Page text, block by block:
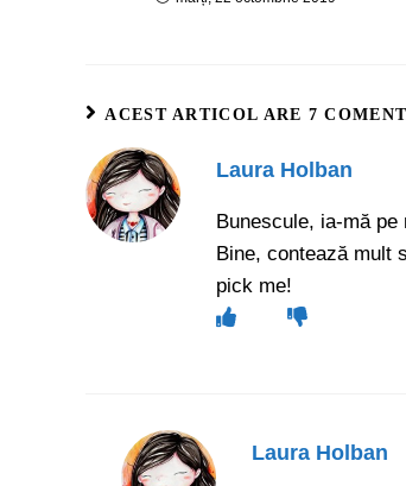
ACEST ARTICOL ARE 7
Laura Holban
Bunescule, ia-mă
Bine, contează mult
pick me!
Laura Holban